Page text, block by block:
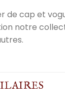
de cap et
notre